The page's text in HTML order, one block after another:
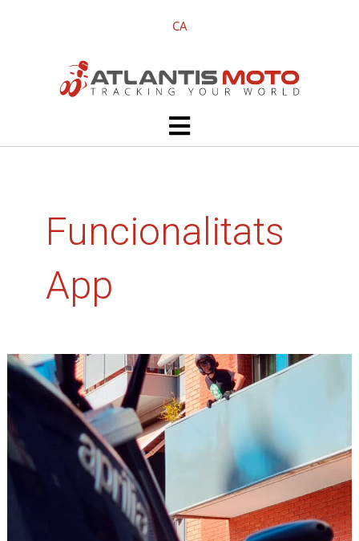
CA
Main
Menu
Funcionalitats
App
funciona
AtlantisMOTO?
–
Localització
GPS